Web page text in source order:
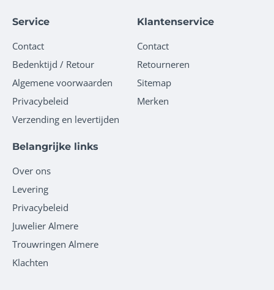
Service
Contact
Bedenktijd / Retour
Algemene voorwaarden
Privacybeleid
Verzending en levertijden
Klantenservice
Contact
Retourneren
Sitemap
Merken
Belangrijke links
Over ons
Levering
Privacybeleid
Juwelier Almere
Trouwringen Almere
Klachten